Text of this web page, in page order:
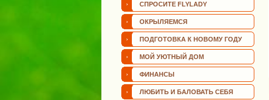
СПРОСИТЕ FLYLADY
ОКРЫЛЯЕМСЯ
ПОДГОТОВКА К НОВОМУ ГОДУ
МОЙ УЮТНЫЙ ДОМ
ФИНАНСЫ
ЛЮБИТЬ И БАЛОВАТЬ СЕБЯ